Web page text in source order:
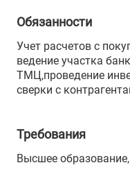
Обязанности
Учет расчетов с
ведение участка
ТМЦ,проведение
сверки с
Требования
Высшее